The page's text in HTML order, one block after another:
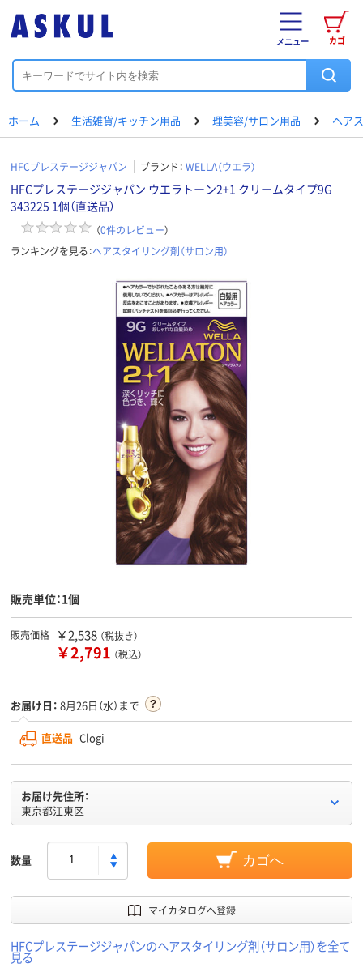
カゴ
メニュー
ホーム 生活雑貨/キッチン用品 理美容/サロン用品 ヘア
HFCプレステージジャパン ブランド： WELLA（ウエラ）
HFCプレステージジャパン ウエラトーン2+1 クリームタイプ9G
343225 1個（直送品）
（0件のレビュー）
ランキングを見る：ヘアスタイリング剤（サロン用）
販売単位：1個
販売価格 ￥2,538 （税抜き）
￥2,791 （税込）
お届け日： 8月26日（水）まで
直送品 Clogi
お届け先住所：
東京都江東区
数量 カゴへ
マイカタログへ登録
HFCプレステージジャパンのヘアスタイリング剤（サロン用）を全て
見る